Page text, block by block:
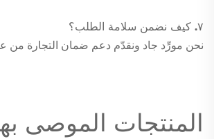
٧. كيف نضمن سلامة الطلب؟
نحن مورِّد جاد ونقدّم دعم ضمان التجارة من
المنتجات الموصى